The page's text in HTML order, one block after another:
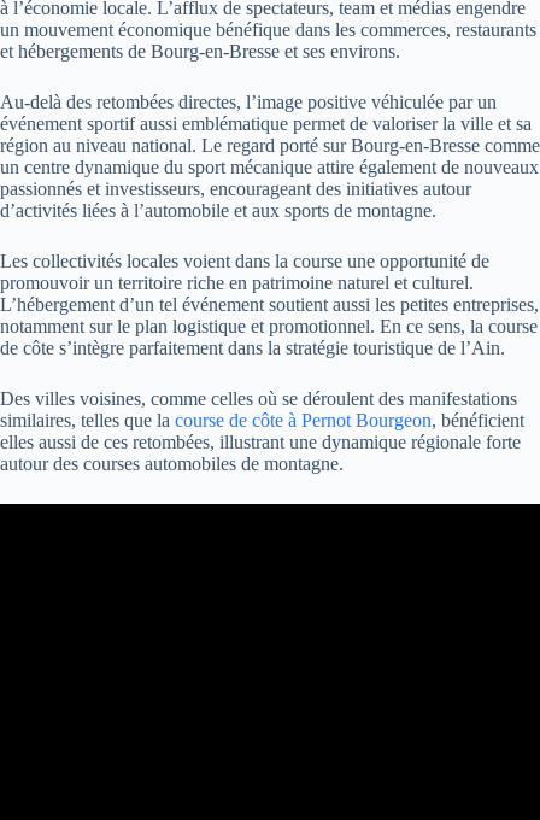
à l’économie locale. L’afflux de spectateurs, team et médias engendre
un mouvement économique bénéfique dans les commerces, restaurants
et hébergements de Bourg-en-Bresse et ses environs.
Au-delà des retombées directes, l’image positive véhiculée par un
événement sportif aussi emblématique permet de valoriser la ville et sa
région au niveau national. Le regard porté sur Bourg-en-Bresse comme
un centre dynamique du sport mécanique attire également de nouveaux
passionnés et investisseurs, encourageant des initiatives autour
d’activités liées à l’automobile et aux sports de montagne.
Les collectivités locales voient dans la course une opportunité de
promouvoir un territoire riche en patrimoine naturel et culturel.
L’hébergement d’un tel événement soutient aussi les petites entreprises,
notamment sur le plan logistique et promotionnel. En ce sens, la course
de côte s’intègre parfaitement dans la stratégie touristique de l’Ain.
Des villes voisines, comme celles où se déroulent des manifestations
similaires, telles que la course de côte à Pernot Bourgeon, bénéficient
elles aussi de ces retombées, illustrant une dynamique régionale forte
autour des courses automobiles de montagne.